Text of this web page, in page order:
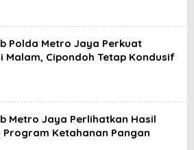
Polda Metro Jaya Perkuat
Malam, Cipondoh Tetap Kondusif
Metro Jaya Perlihatkan Hasil
Program Ketahanan Pangan